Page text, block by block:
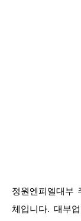
정원엔피엘대부
체입니다. 대부